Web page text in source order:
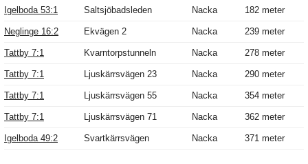
Igelboda 53:1 Saltsjöbadsleden Nacka 182 meter
Neglinge 16:2 Ekvägen 2 Nacka 239 meter
Tattby 7:1 Kvarntorpstunneln Nacka 278 meter
Tattby 7:1 Ljuskärrsvägen 23 Nacka 290 meter
Tattby 7:1 Ljuskärrsvägen 55 Nacka 354 meter
Tattby 7:1 Ljuskärrsvägen 71 Nacka 362 meter
Igelboda 49:2 Svartkärrsvägen Nacka 371 meter